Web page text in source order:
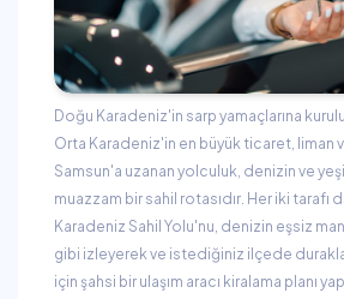
Doğu Karadeniz'in sarp yamaçlarına
Orta Karadeniz'in en büyük ticaret, liman
Samsun'a uzanan yolculuk, denizin ve
muazzam bir sahil rotasıdır. Her iki tarafı
Karadeniz Sahil Yolu'nu, denizin eşsiz
gibi izleyerek ve istediğiniz ilçede
için şahsi bir ulaşım aracı kiralama planı